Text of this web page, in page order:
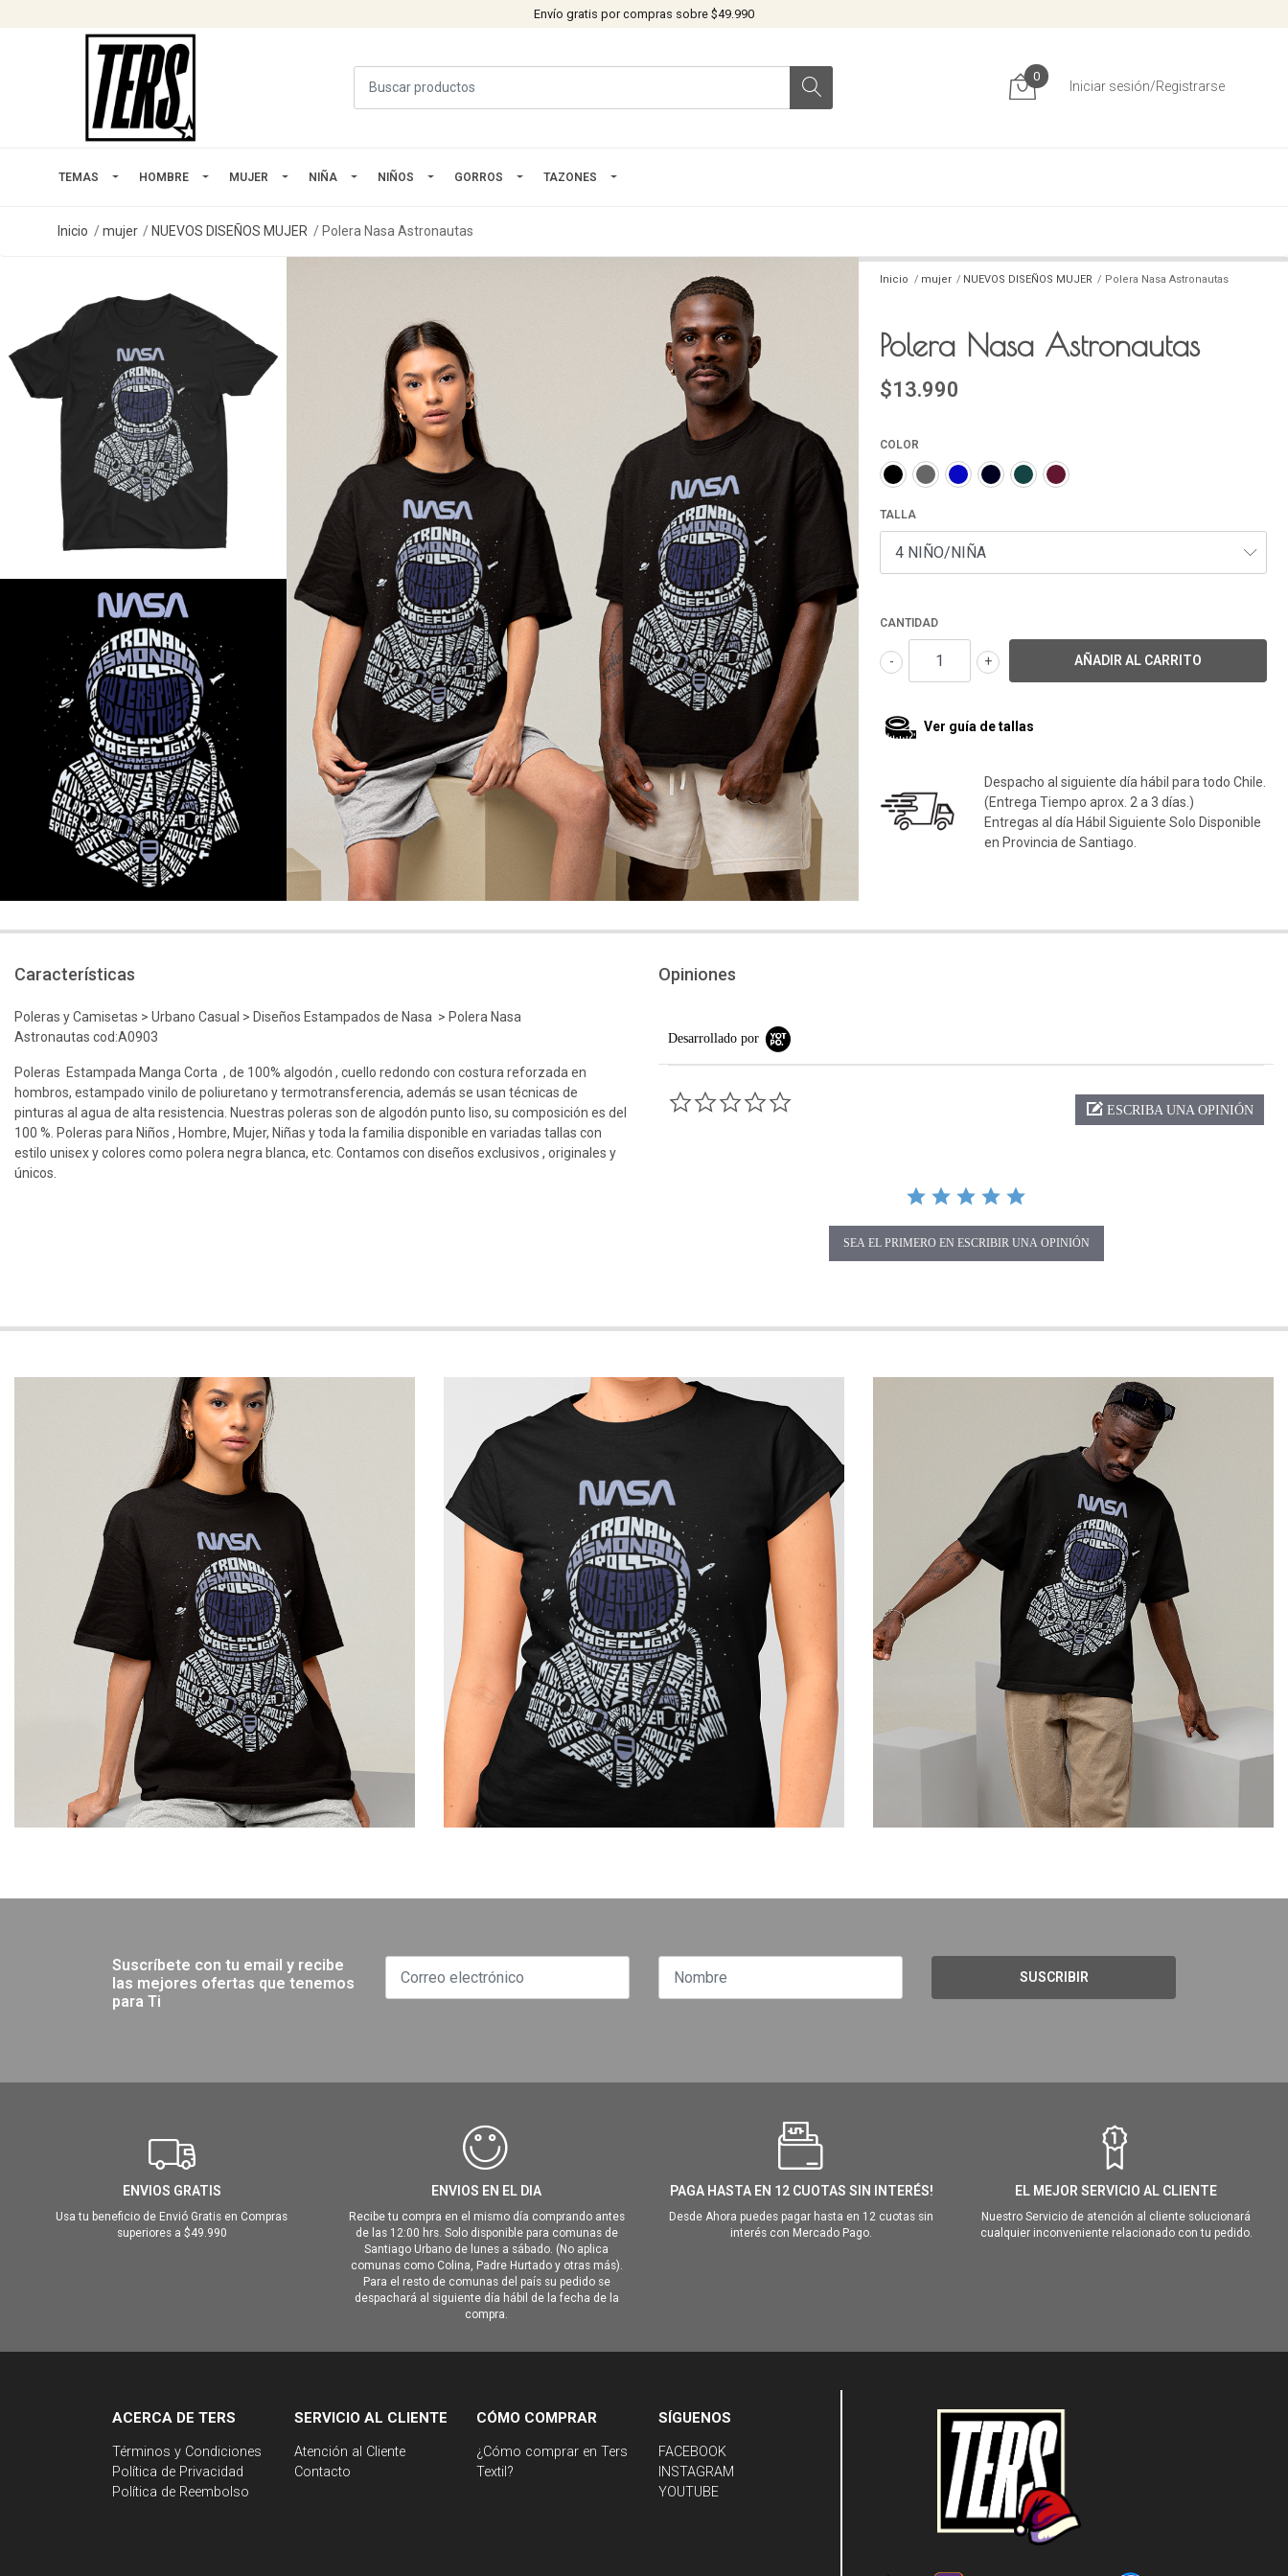
Envío gratis por compras sobre $49.990
0
Iniciar sesión/Registrarse
TEMAS HOMBRE MUJER NIÑA NIÑOS GORROS TAZONES
Inicio mujer NUEVOS DISEÑOS MUJER Polera Nasa Astronautas
Inicio mujer NUEVOS DISEÑOS MUJER Polera Nasa Astronautas
Polera Nasa Astronautas
$13.990
COLOR
TALLA
CANTIDAD
+
-
Ver guía de tallas
Despacho al siguiente día hábil para todo Chile.
(Entrega Tiempo aprox. 2 a 3 días.)
Entregas al día Hábil Siguiente Solo Disponible
en Provincia de Santiago.
Características
Poleras y Camisetas > Urbano Casual > Diseños Estampados de Nasa > Polera Nasa
Astronautas cod:A0903
Poleras Estampada Manga Corta , de 100% algodón , cuello redondo con costura reforzada en
hombros, estampado vinilo de poliuretano y termotransferencia, además se usan técnicas de
pinturas al agua de alta resistencia. Nuestras poleras son de algodón punto liso, su composición es del
100 %. Poleras para Niños , Hombre, Mujer, Niñas y toda la familia disponible en variadas tallas con
estilo unisex y colores como polera negra blanca, etc. Contamos con diseños exclusivos , originales y
únicos.
Opiniones
Desarrollado por
ESCRIBA UNA OPINIÓN
SEA EL PRIMERO EN ESCRIBIR UNA OPINIÓN
Suscríbete con tu email y recibe
las mejores ofertas que tenemos
para Ti
SUSCRIBIR
ENVIOS GRATIS
Usa tu beneficio de Envió Gratis en Compras
superiores a $49.990
ENVIOS EN EL DIA
Recibe tu compra en el mismo día comprando antes
de las 12:00 hrs. Solo disponible para comunas de
Santiago Urbano de lunes a sábado. (No aplica
comunas como Colina, Padre Hurtado y otras más).
Para el resto de comunas del país su pedido se
despachará al siguiente día hábil de la fecha de la
compra.
PAGA HASTA EN 12 CUOTAS SIN INTERÉS!
Desde Ahora puedes pagar hasta en 12 cuotas sin
interés con Mercado Pago.
EL MEJOR SERVICIO AL CLIENTE
Nuestro Servicio de atención al cliente solucionará
cualquier inconveniente relacionado con tu pedido.
ACERCA DE TERS
Términos y Condiciones
Política de Privacidad
Política de Reembolso
SERVICIO AL CLIENTE
Atención al Cliente
Contacto
CÓMO COMPRAR
¿Cómo comprar en Ters
Textil?
SÍGUENOS
FACEBOOK
INSTAGRAM
YOUTUBE